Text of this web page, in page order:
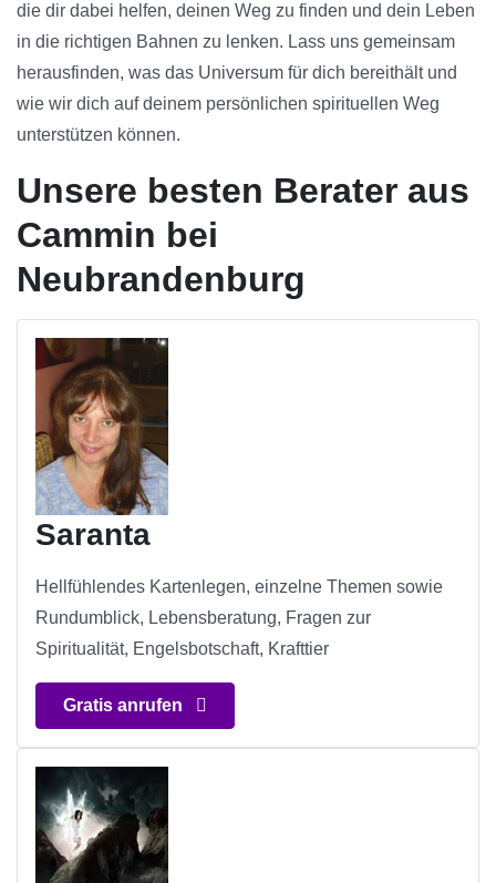
die dir dabei helfen, deinen Weg zu finden und dein Leben
in die richtigen Bahnen zu lenken. Lass uns gemeinsam
herausfinden, was das Universum für dich bereithält und
wie wir dich auf deinem persönlichen spirituellen Weg
unterstützen können.
Unsere besten Berater aus
Cammin bei
Neubrandenburg
Saranta
Hellfühlendes Kartenlegen, einzelne Themen sowie
Rundumblick, Lebensberatung, Fragen zur
Spiritualität, Engelsbotschaft, Krafttier
Gratis anrufen